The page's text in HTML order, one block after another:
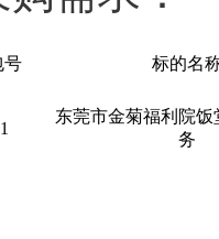
号 标的名
1
东莞市金菊福利院饭
务